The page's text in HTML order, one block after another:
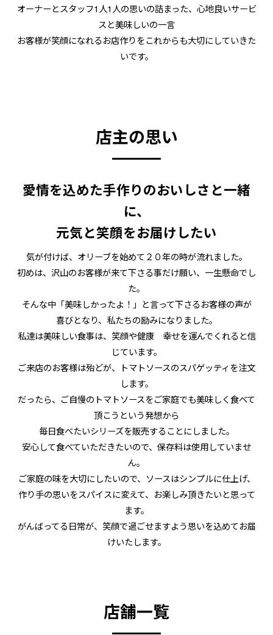
オーナーとスタッフ1人1人の思いの詰まった、心地良いサービ
スと美味しいの一言
お客様が笑顔になれるお店作りをこれからも大切にしていきた
いです。
店主の思い
愛情を込めた手作りのおいしさと一緒
に、
元気と笑顔をお届けしたい
気が付けば、オリーブを始めて２０年の時が流れました。
初めは、沢山のお客様が来て下さる事だけ願い、一生懸命でし
た。
そんな中「美味しかったよ！」と言って下さるお客様の声が
喜びとなり、私たちの励みになりました。
私達は美味しい食事は、笑顔や健康 幸せを運んでくれると信
じています。
ご来店のお客様は殆どが、トマトソースのスパゲッティを注文
します。
だったら、ご自慢のトマトソースをご家庭でも美味しく食べて
頂こうという発想から
毎日食べたいシリーズを販売することにしました。
安心して食べていただきたいので、保存料は使用していませ
ん。
ご家庭の味を大切にしたいので、ソースはシンプルに仕上げ、
作り手の思いをスパイスに変えて、お楽しみ頂きたいと思って
ます。
がんばってる日常が、笑顔で過ごせますよう思いを込めてお届
けいたします。
店舗一覧